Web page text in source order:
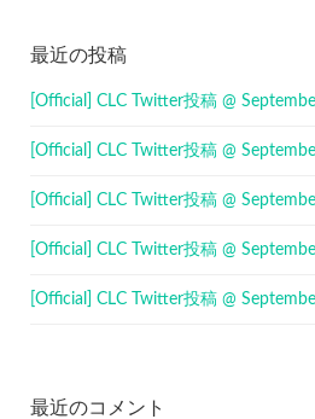
最近の投稿
[Official] CLC Twitter投稿 @
[Official] CLC Twitter投稿 @
[Official] CLC Twitter投稿 @
[Official] CLC Twitter投稿 @
[Official] CLC Twitter投稿 @
最近のコメント